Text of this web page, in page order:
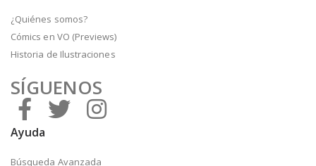
¿Quiénes somos?
Cómics en VO (Previews)
Historia de Ilustraciones
SÍGUENOS
Ayuda
Búsqueda Avanzada